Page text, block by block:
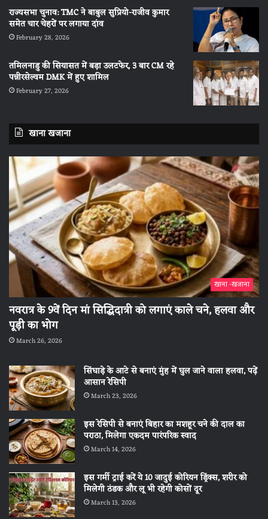
राज्यसभा चुनाव: TMC ने बाबुल सुप्रियो-राजीव कुमार
समेत चार चेहरों पर लगाया दांव
February 28, 2026
तमिलनाडु की सियासत में बड़ा उलटफेर, 3 बार CM रहे
पन्नीरसेल्वम DMK में हुए शामिल
February 27, 2026
खाना खजाना
खाना -खजाना
नवरात्र के 9वें दिन मां सिद्धिदात्री को लगाएं काले चने, हलवा और
पूड़ी का भोग
March 26, 2026
सिंघाड़े के आटे से बनाएं मुंह में घुल जाने वाला हलवा, पढ़ें
आसान रेसिपी
March 23, 2026
इस रेसिपी से बनाएं बिहार का मशहूर चने की दाल का
पराठा, मिलेगा एकदम पारंपरिक स्वाद
March 14, 2026
इस गर्मी ट्राई करें ये 10 जादुई कोरियन ड्रिंक्स, शरीर को
मिलेगी ठंडक और लू भी रहेगी कोसों दूर
March 13, 2026